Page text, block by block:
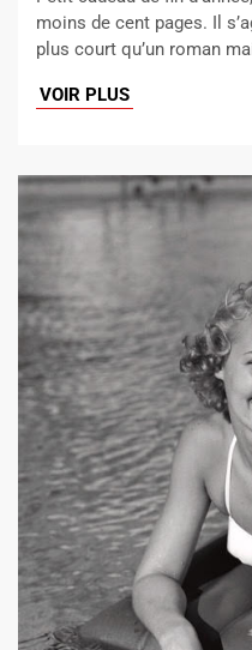
moins de cent pages. Il
plus court qu’un roman
VOIR PLUS